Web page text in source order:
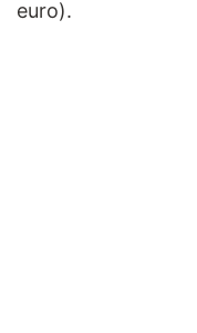
euro).